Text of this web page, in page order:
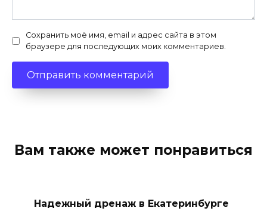
Сохранить моё имя, email и адрес сайта в этом
браузере для последующих моих комментариев.
Вам также может понравиться
Надежный дренаж в Екатеринбурге